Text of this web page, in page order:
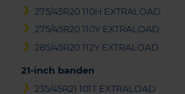
275/45R20 110H EXTRALOAD
275/45R20 110Y EXTRALOAD
285/45R20 112Y EXTRALOAD
21-inch banden
235/45R21 101T EXTRALOAD